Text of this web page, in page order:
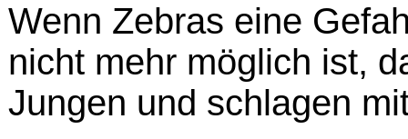
Wenn Zebras eine
nicht mehr möglich ist,
Jungen und schlagen